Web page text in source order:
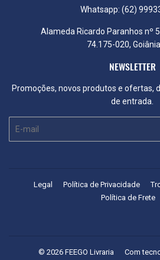
Whatsapp: (62)
Alameda Ricardo Paranhos nº
74.175-020,
NEWSLETTER
Promoções, novos produtos e ofertas,
de entrada.
Legal Política de Privacidade
Política de Frete
© 2026 FEEGO Livraria Com